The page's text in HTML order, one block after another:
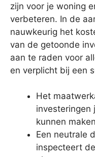
zijn voor je woning
verbeteren. In de
nauwkeurig het
van de getoonde
aan te raden voor
en verplicht bij een
Het
investeringen
kunnen
Een neutrale
inspecteert